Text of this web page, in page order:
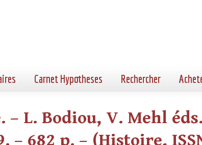
Carnet Hypotheses Rechercher
L. Bodiou, V. Mehl
– 682 p. – (Histoire,